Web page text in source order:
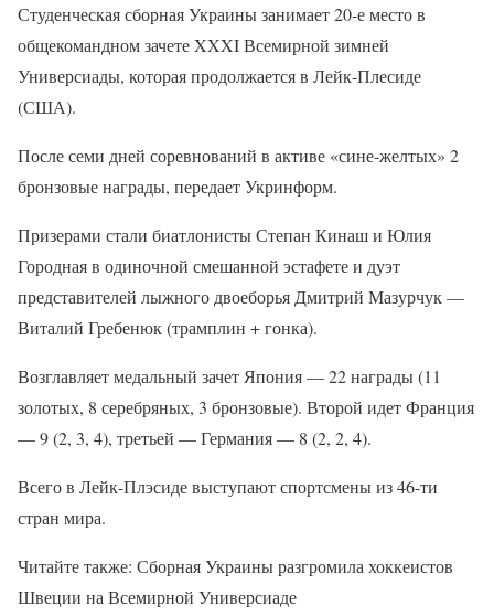
Студенческая сборная Украины занимает 20-е место в
общекомандном зачете XXXI Всемирной зимней
Универсиады, которая продолжается в Лейк-Плесиде
(США).
После семи дней соревнований в активе «сине-желтых» 2
бронзовые награды, передает Укринформ.
Призерами стали биатлонисты Степан Кинаш и Юлия
Городная в одиночной смешанной эстафете и дуэт
представителей лыжного двоеборья Дмитрий Мазурчук —
Виталий Гребенюк (трамплин + гонка).
Возглавляет медальный зачет Япония — 22 награды (11
золотых, 8 серебряных, 3 бронзовые). Второй идет Франция
— 9 (2, 3, 4), третьей — Германия — 8 (2, 2, 4).
Всего в Лейк-Плэсиде выступают спортсмены из 46-ти
стран мира.
Читайте также: Сборная Украины разгромила хоккеистов
Швеции на Всемирной Универсиаде